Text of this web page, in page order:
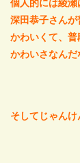
個人的には綾瀬
深田恭子さんが
かわいくて、
かわいさなん
そしてじゃんけ